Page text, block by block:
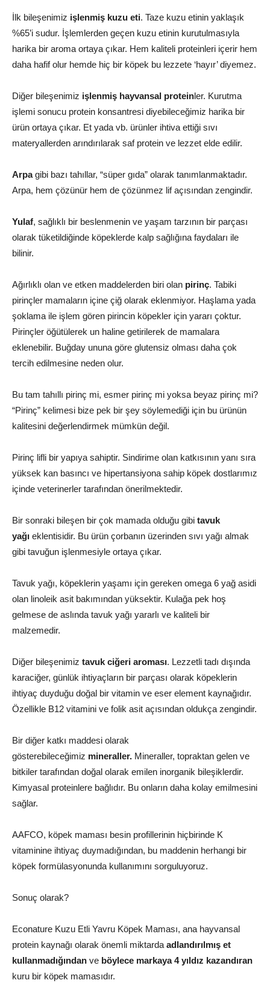
İlk bileşenimiz işlenmiş kuzu eti. Taze kuzu etinin yaklaşık
%65’i sudur. İşlemlerden geçen kuzu etinin kurutulmasıyla
harika bir aroma ortaya çıkar. Hem kaliteli proteinleri içerir hem
daha hafif olur hemde hiç bir köpek bu lezzete ‘hayır’ diyemez.
Diğer bileşenimiz işlenmiş hayvansal proteinler. Kurutma
işlemi sonucu protein konsantresi diyebileceğimiz harika bir
ürün ortaya çıkar. Et yada vb. ürünler ihtiva ettiği sıvı
materyallerden arındırılarak saf protein ve lezzet elde edilir.
Arpagibi bazı tahıllar, “süper gıda” olarak tanımlanmaktadır.
Arpa, hem çözünür hem de çözünmez lif açısından zengindir.
Yulaf, sağlıklı bir beslenmenin ve yaşam tarzının bir parçası
olarak tüketildiğinde köpeklerde kalp sağlığına faydaları ile
bilinir.
Ağırlıklı olan ve etken maddelerden biri olan pirinç. Tabiki
pirinçler mamaların içine çiğ olarak eklenmiyor. Haşlama yada
şoklama ile işlem gören pirincin köpekler için yararı çoktur.
Pirinçler öğütülerek un haline getirilerek de mamalara
eklenebilir. Buğday ununa göre glutensiz olması daha çok
tercih edilmesine neden olur.
Bu tam tahıllı pirinç mi, esmer pirinç mi yoksa beyaz pirinç mi?
“Pirinç” kelimesi bize pek bir şey söylemediği için bu ürünün
kalitesini değerlendirmek mümkün değil.
Pirinç lifli bir yapıya sahiptir. Sindirime olan katkısının yanı sıra
yüksek kan basıncı ve hipertansiyona sahip köpek dostlarımız
içinde veterinerler tarafından önerilmektedir.
Bir sonraki bileşen bir çok mamada olduğu gibi tavuk
yağı eklentisidir. Bu ürün çorbanın üzerinden sıvı yağı almak
gibi tavuğun işlenmesiyle ortaya çıkar.
Tavuk yağı, köpeklerin yaşamı için gereken omega 6 yağ asidi
olan linoleik asit bakımından yüksektir. Kulağa pek hoş
gelmese de aslında tavuk yağı yararlı ve kaliteli bir
malzemedir.
Diğer bileşenimiz tavuk ciğeri aroması. Lezzetli tadı dışında
karaciğer, günlük ihtiyaçların bir parçası olarak köpeklerin
ihtiyaç duyduğu doğal bir vitamin ve eser element kaynağıdır.
Özellikle B12 vitamini ve folik asit açısından oldukça zengindir.
Bir diğer katkı maddesi olarak
gösterebileceğimiz mineraller. Mineraller, topraktan gelen ve
bitkiler tarafından doğal olarak emilen inorganik bileşiklerdir.
Kimyasal proteinlere bağlıdır. Bu onların daha kolay emilmesini
sağlar.
AAFCO, köpek maması besin profillerinin hiçbirinde K
vitaminine ihtiyaç duymadığından, bu maddenin herhangi bir
köpek formülasyonunda kullanımını sorguluyoruz.
Sonuç olarak?
Econature Kuzu Etli Yavru Köpek Maması, ana hayvansal
protein kaynağı olarak önemli miktarda adlandırılmış et
kullanmadığından ve böylece markaya 4 yıldız kazandıran
kuru bir köpek mamasıdır.